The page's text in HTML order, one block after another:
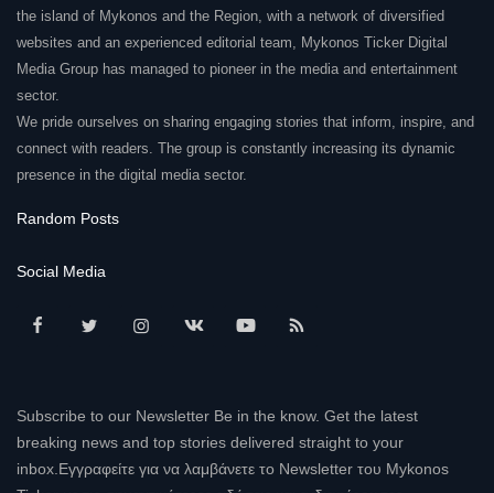
the island of Mykonos and the Region, with a network of diversified
websites and an experienced editorial team, Mykonos Ticker Digital
Media Group has managed to pioneer in the media and entertainment
sector.
We pride ourselves on sharing engaging stories that inform, inspire, and
connect with readers. The group is constantly increasing its dynamic
presence in the digital media sector.
Random Posts
Social Media
Subscribe to our Newsletter Be in the know. Get the latest
breaking news and top stories delivered straight to your
inbox.Εγγραφείτε για να λαμβάνετε το Newsletter του Mykonos